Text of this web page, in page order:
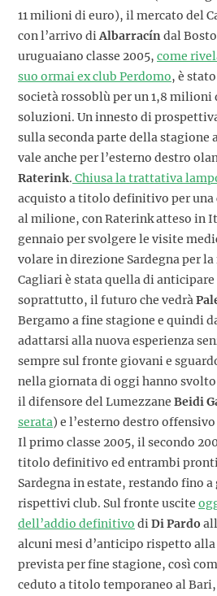
11 milioni di euro), il mercato del
con l’arrivo diAlbarracíndal
uruguaiano classe 2005, come
suo ormai ex club Perdomo, è
società rossoblù per un 1,8
soluzioni. Un innesto di
sulla seconda parte della stagione
vale anche per l’esterno destro
Raterink. Chiusa la trattativa
acquisto a titolo definitivo per una
al milione, con Raterink atteso in
gennaio per svolgere le visite
volare in direzione Sardegna per
Cagliari è stata quella di anticipare
soprattutto, il futuro che vedrà
Bergamo a fine stagione e quindi
adattarsi alla nuova esperienza
sempre sul fronte giovani e
nella giornata di oggi hanno
il difensore del Lumezzane Beidi
serata) e l’esterno destro
Il primo classe 2005, il secondo
titolo definitivo ed entrambi pronti
Sardegna in estate, restando fino
rispettivi club. Sul fronte uscite
dell’addio definitivo diDi Pardo
alcuni mesi d’anticipo rispetto
prevista per fine stagione, così
ceduto a titolo temporaneo al